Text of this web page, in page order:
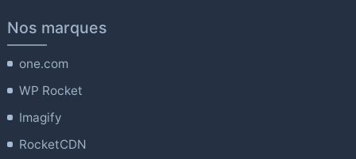
Nos marques
one.com
WP Rocket
Imagify
RocketCDN